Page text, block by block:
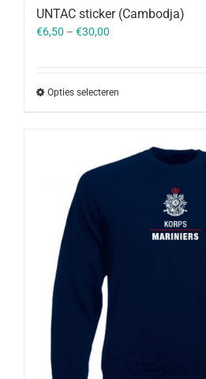
UNTAC sticker (Cambodja)
€6,50 – €30,00
Opties selecteren